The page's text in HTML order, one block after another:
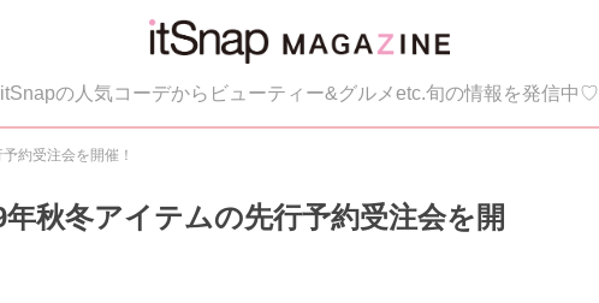
itSnapの人気コーデからビューティー&グルメetc.旬の情報を発信中♡
約受注会を開催！
秋冬アイテムの先行予約受注会を開